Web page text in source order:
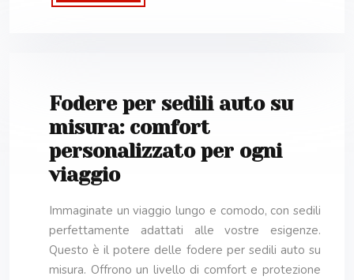
Fodere per sedili auto su
misura: comfort
personalizzato per ogni
viaggio
Immaginate un viaggio lungo e comodo, con sedili
perfettamente adattati alle vostre esigenze.
Questo è il potere delle fodere per sedili auto su
misura. Offrono un livello di comfort e protezione